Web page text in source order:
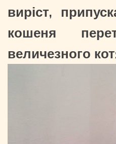
виріст,
кошеня
величезного